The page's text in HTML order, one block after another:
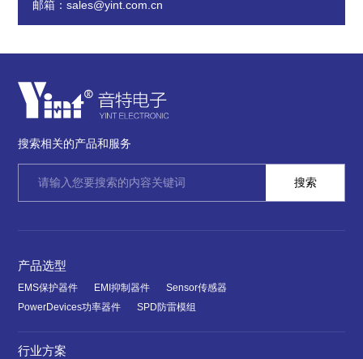
邮箱：sales@yint.com.cn
搜索相关的产品和服务
产品选型
EMS保护器件 EMI抑制器件
Sensor传感器
PowerDevices功率器件
SPD防雷模组
行业方案